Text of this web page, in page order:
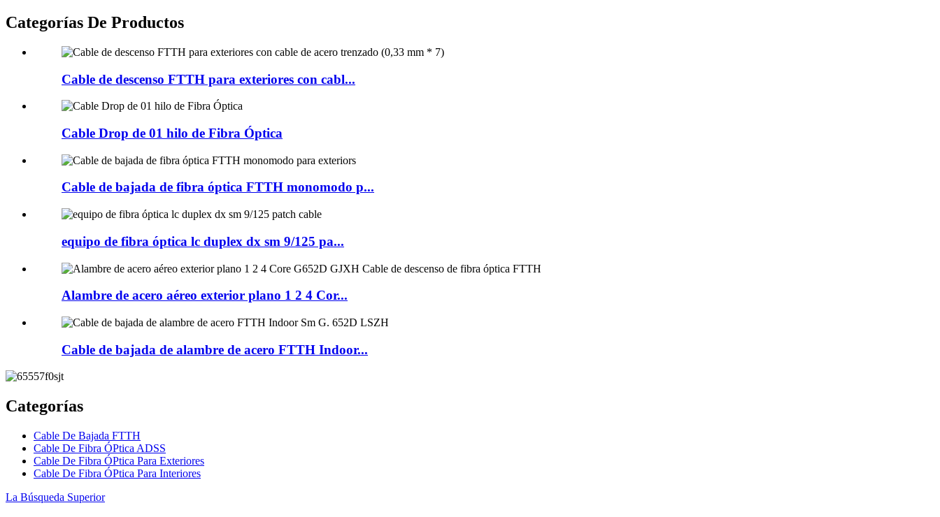
Categorías De Productos
Cable de descenso FTTH para exteriores con cabl...
Cable Drop de 01 hilo de Fibra Óptica
Cable de bajada de fibra óptica FTTH monomodo p...
equipo de fibra óptica lc duplex dx sm 9/125 pa...
Alambre de acero aéreo exterior plano 1 2 4 Cor...
Cable de bajada de alambre de acero FTTH Indoor...
Categorías
Cable De Bajada FTTH
Cable De Fibra ÓPtica ADSS
Cable De Fibra ÓPtica Para Exteriores
Cable De Fibra ÓPtica Para Interiores
La Búsqueda Superior